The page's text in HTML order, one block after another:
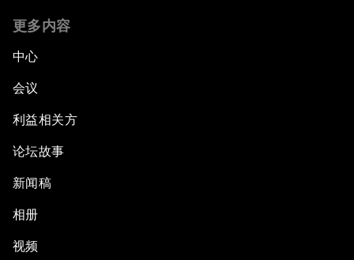
更多内容
中心
会议
利益相关方
论坛故事
新闻稿
相册
视频